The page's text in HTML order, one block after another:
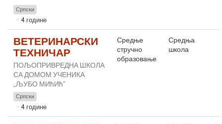
Српски
4 године
ВЕТЕРИНАРСКИ
ТЕХНИЧАР
ПОЉОПРИВРЕДНА ШКОЛА
СА ДОМОМ УЧЕНИКА
„ЉУБО МИћИћ”
Српски
4 године
Средње
стручно
образовање
Средња
школа